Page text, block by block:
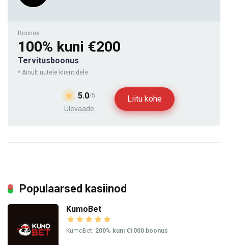
Boonus:
100% kuni €200
Tervitusboonus
* Ainult uutele klientidele.
5.0/5
Ülevaade
Liitu kohe
Populaarsed kasiinod
KumoBet
KumoBet: 200% kuni €1000 boonus